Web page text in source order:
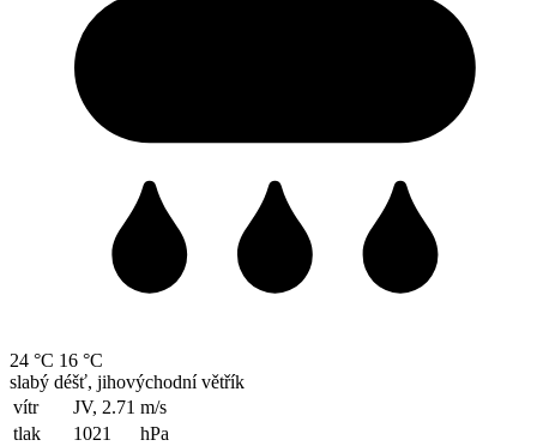
24 °C 16 °C
slabý déšť, jihovýchodní větřík
vítr
JV, 2.71 m/s
tlak
1021
hPa